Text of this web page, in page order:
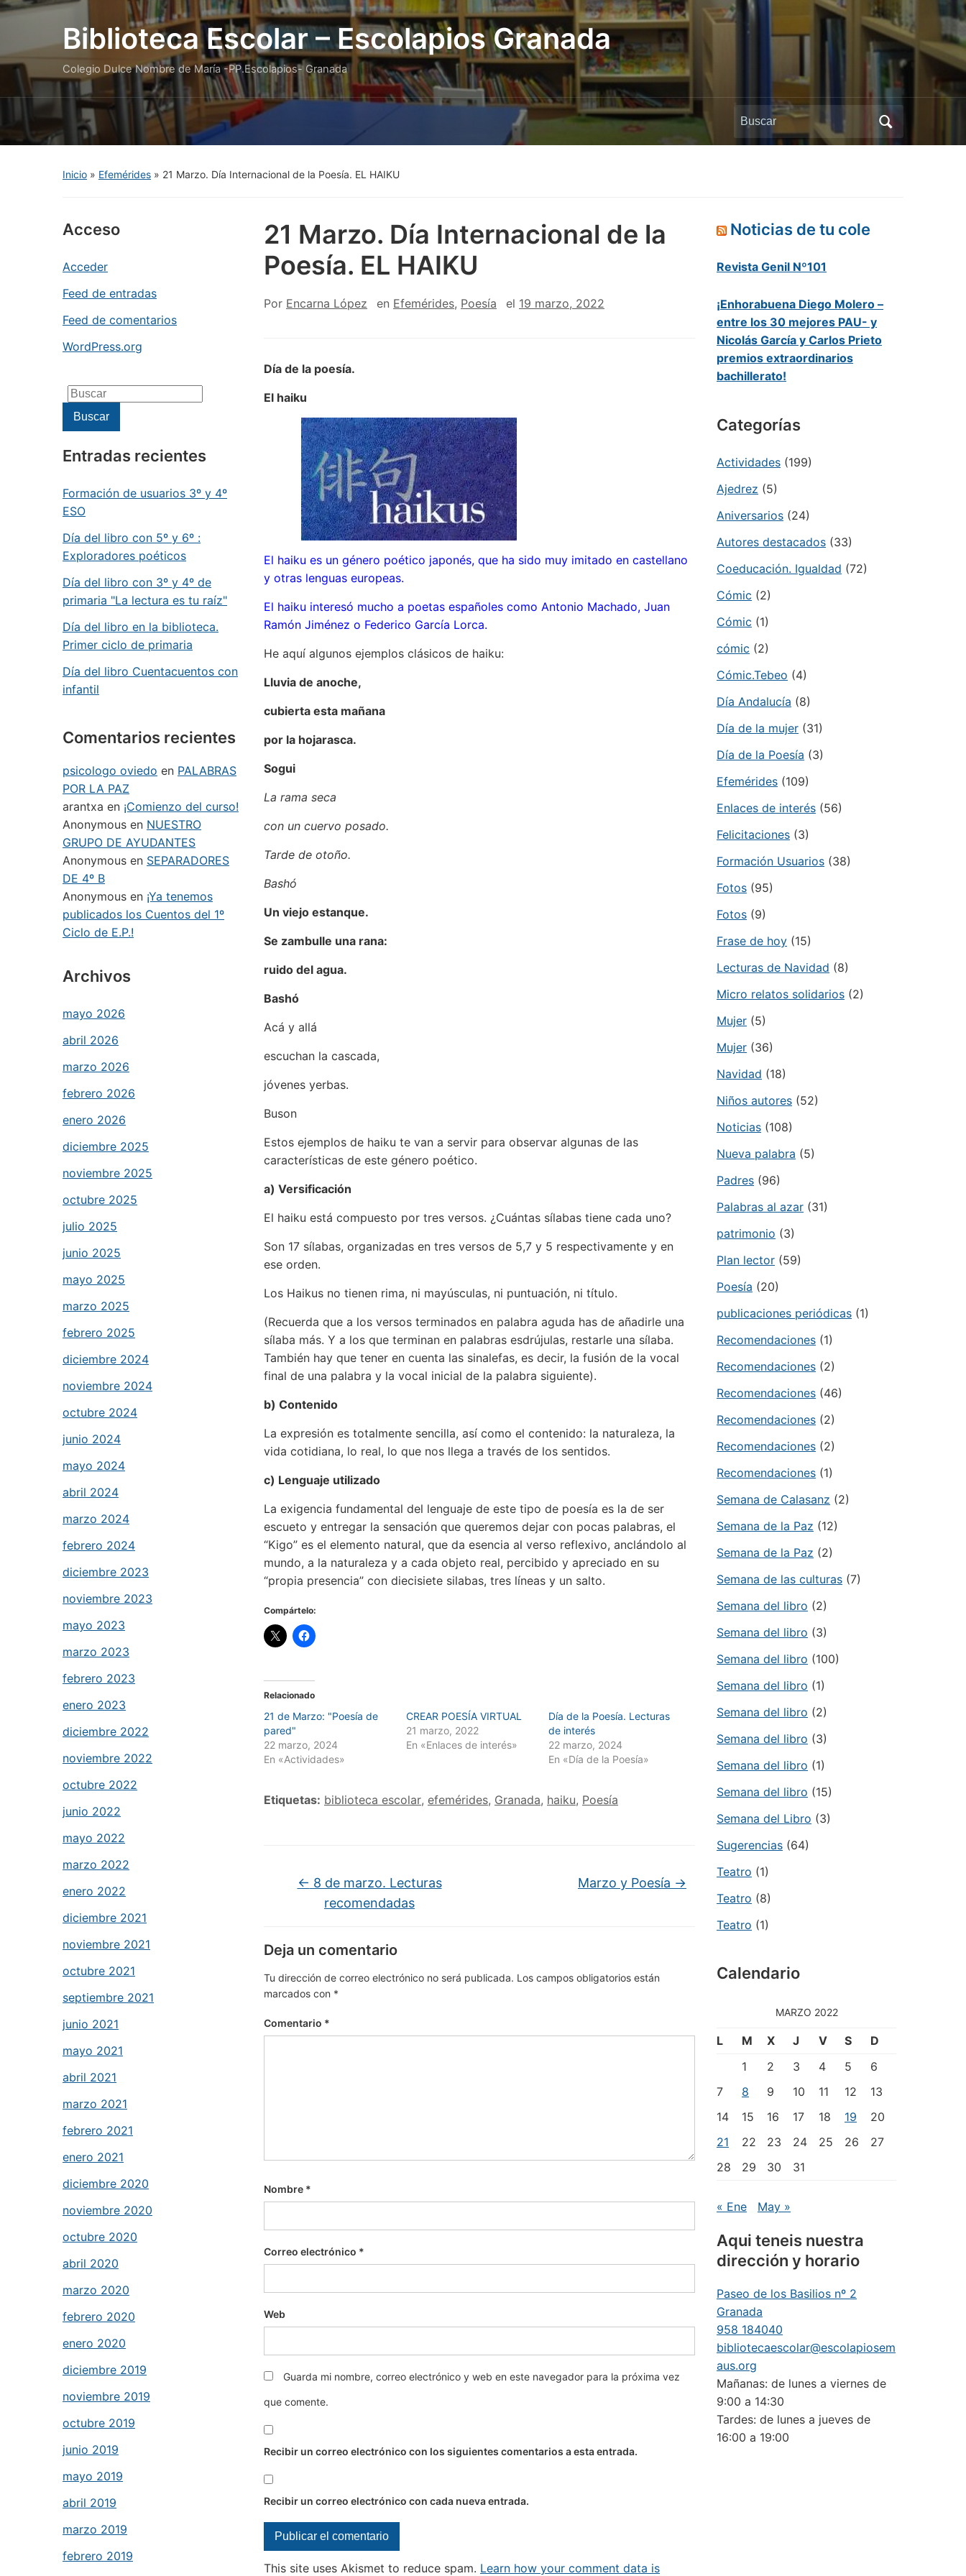
Biblioteca Escolar – Escolapios Granada
Colegio Dulce Nombre de María -PP.Escolapios- Granada
Buscar:
Inicio » Efemérides » 21 Marzo. Día Internacional de la Poesía. EL HAIKU
Acceso
Acceder
Feed de entradas
Feed de comentarios
WordPress.org
Buscar:
Buscar
Entradas recientes
Formación de usuarios 3º y 4º
ESO
Día del libro con 5º y 6º :
Exploradores poéticos
Día del libro con 3º y 4º de
primaria "La lectura es tu raíz"
Día del libro en la biblioteca.
Primer ciclo de primaria
Día del libro Cuentacuentos con
infantil
Comentarios recientes
psicologo oviedo en PALABRAS
POR LA PAZ
arantxa en ¡Comienzo del curso!
Anonymous en NUESTRO
GRUPO DE AYUDANTES
Anonymous en SEPARADORES
DE 4º B
Anonymous en ¡Ya tenemos
publicados los Cuentos del 1º
Ciclo de E.P.!
Archivos
mayo 2026
abril 2026
marzo 2026
febrero 2026
enero 2026
diciembre 2025
noviembre 2025
octubre 2025
julio 2025
junio 2025
mayo 2025
marzo 2025
febrero 2025
diciembre 2024
noviembre 2024
octubre 2024
junio 2024
mayo 2024
abril 2024
marzo 2024
febrero 2024
diciembre 2023
noviembre 2023
mayo 2023
marzo 2023
febrero 2023
enero 2023
diciembre 2022
noviembre 2022
octubre 2022
junio 2022
mayo 2022
marzo 2022
enero 2022
diciembre 2021
noviembre 2021
octubre 2021
septiembre 2021
junio 2021
mayo 2021
abril 2021
marzo 2021
febrero 2021
enero 2021
diciembre 2020
noviembre 2020
octubre 2020
abril 2020
marzo 2020
febrero 2020
enero 2020
diciembre 2019
noviembre 2019
octubre 2019
junio 2019
mayo 2019
abril 2019
marzo 2019
febrero 2019
21 Marzo. Día Internacional de la
Poesía. EL HAIKU
Por Encarna López en Efemérides, Poesía el 19 marzo, 2022
Día de la poesía.
El haiku
El haiku es un género poético japonés, que ha sido muy imitado en castellano
y otras lenguas europeas.
El haiku interesó mucho a poetas españoles como Antonio Machado, Juan
Ramón Jiménez o Federico García Lorca.
He aquí algunos ejemplos clásicos de haiku:
Lluvia de anoche,
cubierta esta mañana
por la hojarasca.
Sogui
La rama seca
con un cuervo posado.
Tarde de otoño.
Bashó
Un viejo estanque.
Se zambulle una rana:
ruido del agua.
Bashó
Acá y allá
escuchan la cascada,
jóvenes yerbas.
Buson
Estos ejemplos de haiku te van a servir para observar algunas de las
características de este género poético.
a) Versificación
El haiku está compuesto por tres versos. ¿Cuántas sílabas tiene cada uno?
Son 17 sílabas, organizadas en tres versos de 5,7 y 5 respectivamente y en
ese orden.
Los Haikus no tienen rima, ni mayúsculas, ni puntuación, ni título.
(Recuerda que a los versos terminados en palabra aguda has de añadirle una
sílaba más. Y a los que terminan en palabras esdrújulas, restarle una sílaba.
También hay que tener en cuenta las sinalefas, es decir, la fusión de la vocal
final de una palabra y la vocal inicial de la palabra siguiente).
b) Contenido
La expresión es totalmente sencilla, así como el contenido: la naturaleza, la
vida cotidiana, lo real, lo que nos llega a través de los sentidos.
c) Lenguaje utilizado
La exigencia fundamental del lenguaje de este tipo de poesía es la de ser
escueto y entregar la sensación que queremos dejar con pocas palabras, el
“Kigo” es el elemento natural, que da esencia al verso reflexivo, anclándolo al
mundo, a la naturaleza y a cada objeto real, percibido y apreciado en su
“propia presencia” con diecisiete silabas, tres líneas y un salto.
Compártelo:
Relacionado
21 de Marzo: "Poesía de
pared"
22 marzo, 2024
En «Actividades»
CREAR POESÍA VIRTUAL
21 marzo, 2022
En «Enlaces de interés»
Día de la Poesía. Lecturas
de interés
22 marzo, 2024
En «Día de la Poesía»
Etiquetas: biblioteca escolar, efemérides, Granada, haiku, Poesía
← 8 de marzo. Lecturas
recomendadas
Marzo y Poesía →
Deja un comentario
Tu dirección de correo electrónico no será publicada. Los campos obligatorios están
marcados con *
Comentario *
Nombre *
Correo electrónico *
Web
Guarda mi nombre, correo electrónico y web en este navegador para la próxima vez
que comente.
Recibir un correo electrónico con los siguientes comentarios a esta entrada.
Recibir un correo electrónico con cada nueva entrada.
This site uses Akismet to reduce spam. Learn how your comment data is
Noticias de tu cole
Revista Genil Nº101
¡Enhorabuena Diego Molero –
entre los 30 mejores PAU- y
Nicolás García y Carlos Prieto
premios extraordinarios
bachillerato!
Categorías
Actividades (199)
Ajedrez (5)
Aniversarios (24)
Autores destacados (33)
Coeducación. Igualdad (72)
Cómic (2)
Cómic (1)
cómic (2)
Cómic.Tebeo (4)
Día Andalucía (8)
Día de la mujer (31)
Día de la Poesía (3)
Efemérides (109)
Enlaces de interés (56)
Felicitaciones (3)
Formación Usuarios (38)
Fotos (95)
Fotos (9)
Frase de hoy (15)
Lecturas de Navidad (8)
Micro relatos solidarios (2)
Mujer (5)
Mujer (36)
Navidad (18)
Niños autores (52)
Noticias (108)
Nueva palabra (5)
Padres (96)
Palabras al azar (31)
patrimonio (3)
Plan lector (59)
Poesía (20)
publicaciones periódicas (1)
Recomendaciones (1)
Recomendaciones (2)
Recomendaciones (46)
Recomendaciones (2)
Recomendaciones (2)
Recomendaciones (1)
Semana de Calasanz (2)
Semana de la Paz (12)
Semana de la Paz (2)
Semana de las culturas (7)
Semana del libro (2)
Semana del libro (3)
Semana del libro (100)
Semana del libro (1)
Semana del libro (2)
Semana del libro (3)
Semana del libro (1)
Semana del libro (15)
Semana del Libro (3)
Sugerencias (64)
Teatro (1)
Teatro (8)
Teatro (1)
Calendario
MARZO 2022
L M X J V S
D
1
2 3 4 5
6
7
8 9 10 11 12
13
14
15 16 17 18 19
20
21
22 23 24 25 26
27
28
29 30 31
« Ene May »
Aqui teneis nuestra
dirección y horario
Paseo de los Basilios nº 2
Granada
958 184040
bibliotecaescolar@escolapiosem
aus.org
Mañanas: de lunes a viernes de
9:00 a 14:30
Tardes: de lunes a jueves de
16:00 a 19:00